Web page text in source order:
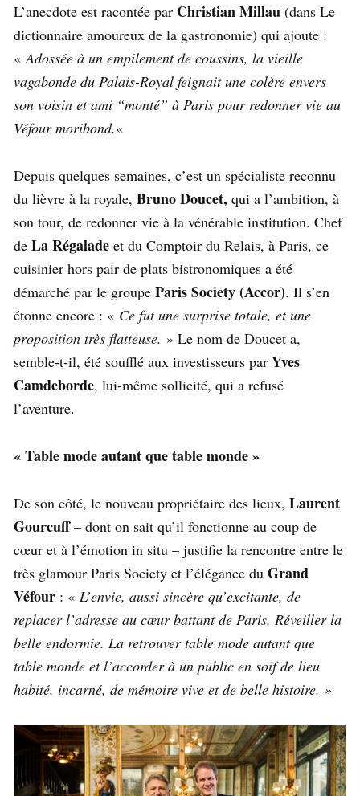
L’anecdote est racontée par Christian Millau (dans Le
dictionnaire amoureux de la gastronomie) qui ajoute :
«Adossée à un empilement de coussins, la vieille
vagabonde du Palais-Royal feignait une colère envers
son voisin et ami “monté” à Paris pour redonner vie au
Véfour moribond.«
Depuis quelques semaines, c’est un spécialiste reconnu
du lièvre à la royale, Bruno Doucet, qui a l’ambition, à
son tour, de redonner vie à la vénérable institution. Chef
de La Régalade et du Comptoir du Relais, à Paris, ce
cuisinier hors pair de plats bistronomiques a été
démarché par le groupe Paris Society (Accor). Il s’en
étonne encore : « Ce fut une surprise totale, et une
proposition très flatteuse. » Le nom de Doucet a,
semble-t-il, été soufflé aux investisseurs par Yves
Camdeborde, lui-même sollicité, qui a refusé
l’aventure.
« Table mode autant que table monde »
De son côté, le nouveau propriétaire des lieux, Laurent
Gourcuff– dont on sait qu’il fonctionne au coup de
cœur et à l’émotion in situ – justifie la rencontre entre le
très glamour Paris Society et l’élégance du Grand
Véfour : « L’envie, aussi sincère qu’excitante, de
replacer l’adresse au cœur battant de Paris. Réveiller la
belle endormie. La retrouver table mode autant que
table monde et l’accorder à un public en soif de lieu
habité, incarné, de mémoire vive et de belle histoire. »